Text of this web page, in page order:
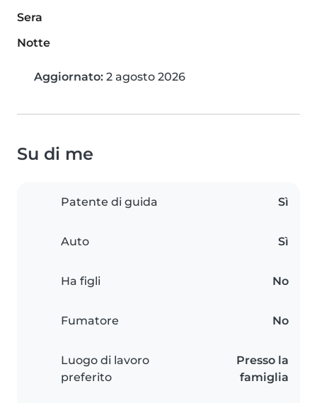
Sera
Notte
Aggiornato: 2 agosto 2026
Su di me
Patente di guida Sì
Auto Sì
Ha figli No
Fumatore No
Luogo di lavoro
preferito
Presso la
famiglia